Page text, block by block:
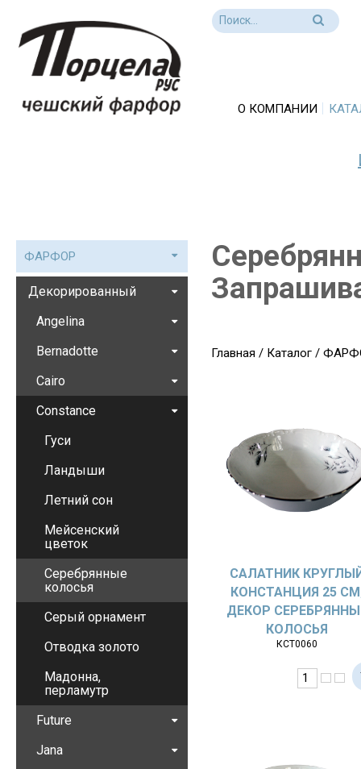
О КОМПАНИИ
Главная / Каталог /
САЛАТНИК
КОНСТАНЦИЯ 25
ДЕКОР
КОЛОСЬЯ
КСТ0060
ФАРФОР
Декорированный
Angelina
Bernadotte
Cairo
Constance
Гуси
Ландыши
Летний сон
Мейсенский
цветок
Серебрянные
колосья
Серый орнамент
Отводка золото
Мадонна,
перламутр
Future
Jana